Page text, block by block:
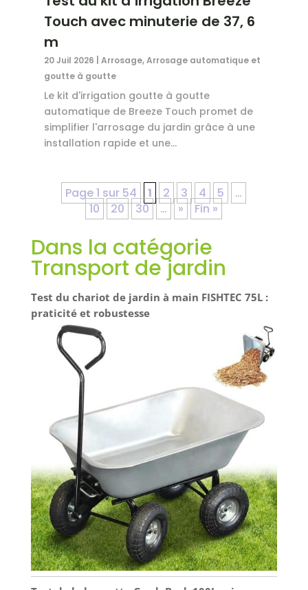
Touch avec minuterie de 37, 6
m
20 Juil 2026 Arrosage,Arrosage automatique et
goutte à goutte
Le kit d'irrigation goutte à goutte
automatique de Breeze Touch promet de
simplifier l'arrosage du jardin grâce à une
installation rapide et une...
Page 1 sur 54 1 2 3 4 5
…
10
20 30 … » Fin »
Dans la catégorie
Transport de jardin
Test du chariot de jardin à main FISHTEC 75L :
praticité et robustesse